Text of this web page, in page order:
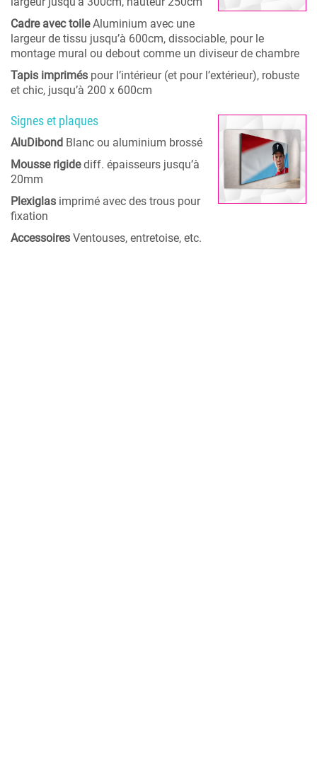
Cadre avec toileAluminium avec une
largeur de tissu jusqu’à 600cm, dissociable, pour le
montage mural ou debout comme un diviseur de chambre
Tapis imprimés pour l’intérieur (et pour l’extérieur), robuste
et chic, jusqu’à 200 x 600cm
Signes et plaques
AluDibond Blanc ou aluminium brossé
Mousse rigidediff. épaisseurs jusqu’à
20mm
Plexiglas imprimé avec des trous pour
fixation
Accessoires Ventouses, entretoise, etc.